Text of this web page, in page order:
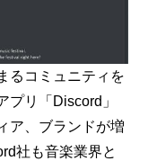
るコミュニティを
プリ「Discord」
ア、ブランドが増
社も音楽業界と